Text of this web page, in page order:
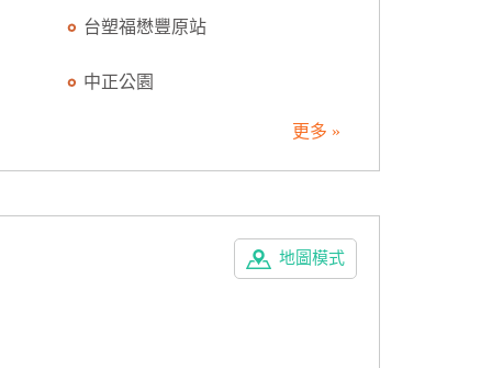
台塑福懋豐原站
中正公園
更多 »
地圖模式